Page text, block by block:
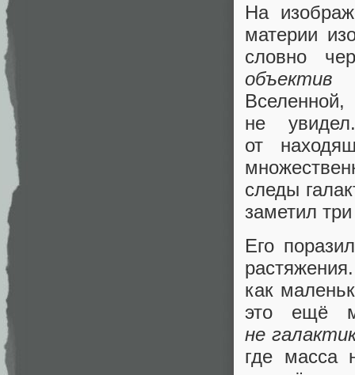
На
материи
словно
объектив
не
от
следы
заметил
Его
как
это ещё
не
где масса